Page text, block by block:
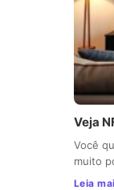
Veja
Você
muito
Leia